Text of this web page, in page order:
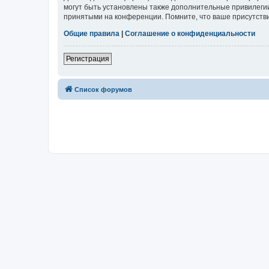
могут быть установлены также дополнительные
принятыми на конференции. Помните, что ваше
Общие правила
Соглашение о конфиденциальности
Регистрация
Список форумов